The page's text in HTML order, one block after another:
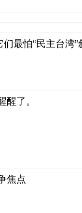
最怕“民主台湾”
了。
焦点